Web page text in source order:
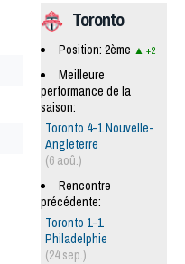
Toronto
Position: 2ème +2
Meilleure
performance de la
saison:
Toronto 4-1 Nouvelle-
Angleterre
(6 aoû.)
Rencontre
précédente:
Toronto 1-1
Philadelphie
(24 sep.)